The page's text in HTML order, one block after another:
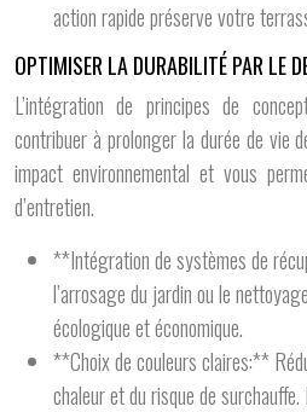
action rapide préserve votre
OPTIMISER LA DURABILITÉ PAR LE
L’intégration de principes de
contribuer à prolonger la durée de vie
impact environnemental et vous
d’entretien.
**Intégration de systèmes de
l’arrosage du jardin ou le
écologique et économique.
**Choix de couleurs claires:**
chaleur et du risque de